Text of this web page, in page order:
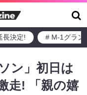
長決定! # M-1グラン
ン」初日は
走! 「親の嬉